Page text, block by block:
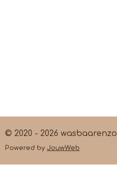
© 2020 - 2026 wasbaarenzo
Powered by JouwWeb